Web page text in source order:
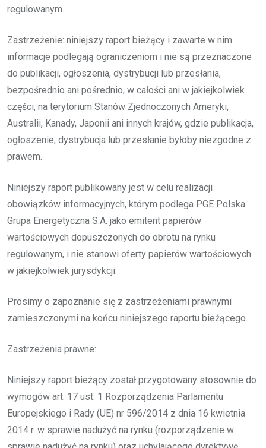
regulowanym.
Zastrzeżenie: niniejszy raport bieżący i zawarte w nim
informacje podlegają ograniczeniom i nie są przeznaczone
do publikacji, ogłoszenia, dystrybucji lub przesłania,
bezpośrednio ani pośrednio, w całości ani w jakiejkolwiek
części, na terytorium Stanów Zjednoczonych Ameryki,
Australii, Kanady, Japonii ani innych krajów, gdzie publikacja,
ogłoszenie, dystrybucja lub przesłanie byłoby niezgodne z
prawem.
Niniejszy raport publikowany jest w celu realizacji
obowiązków informacyjnych, którym podlega PGE Polska
Grupa Energetyczna S.A. jako emitent papierów
wartościowych dopuszczonych do obrotu na rynku
regulowanym, i nie stanowi oferty papierów wartościowych
w jakiejkolwiek jurysdykcji.
Prosimy o zapoznanie się z zastrzeżeniami prawnymi
zamieszczonymi na końcu niniejszego raportu bieżącego.
Zastrzeżenia prawne:
Niniejszy raport bieżący został przygotowany stosownie do
wymogów art. 17 ust. 1 Rozporządzenia Parlamentu
Europejskiego i Rady (UE) nr 596/2014 z dnia 16 kwietnia
2014 r. w sprawie nadużyć na rynku (rozporządzenie w